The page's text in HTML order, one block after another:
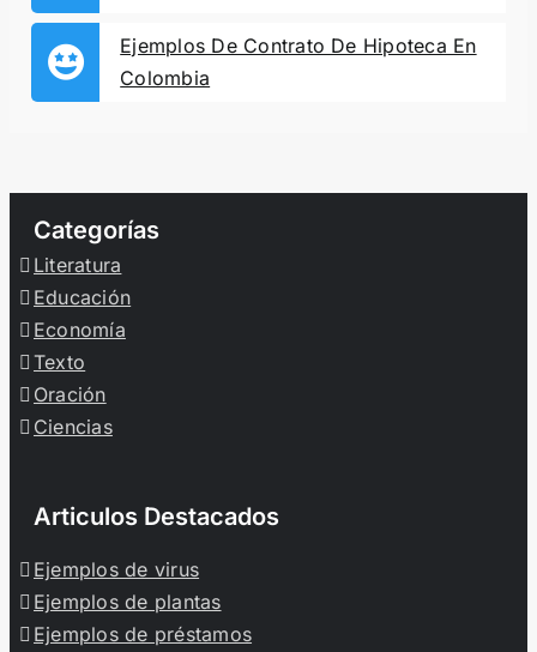
Ejemplos De Contrato De Hipoteca En
Colombia
Categorías
Literatura
Educación
Economía
Texto
Oración
Ciencias
Articulos Destacados
Ejemplos de virus
Ejemplos de plantas
Ejemplos de préstamos